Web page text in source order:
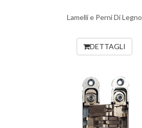
Lamelli e Perni Di Legno
DETTAGLI